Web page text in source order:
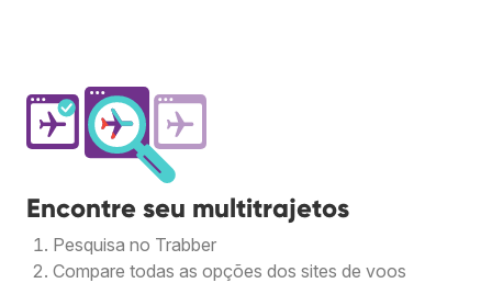
Encontre seu multitrajetos
Pesquisa no Trabber
Compare todas as opções dos sites de voos